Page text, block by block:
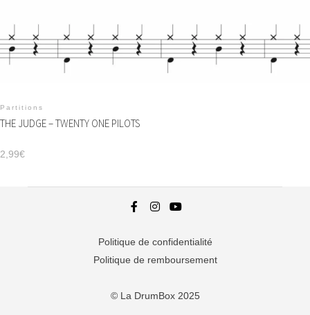
Partitions
THE JUDGE – TWENTY ONE PILOTS
2,99€
Politique de confidentialité
Politique de remboursement
© La DrumBox 2025